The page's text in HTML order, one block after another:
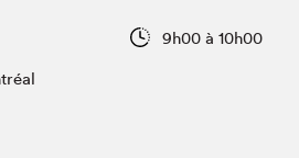
Vidéos et balados9h00 à 10h00